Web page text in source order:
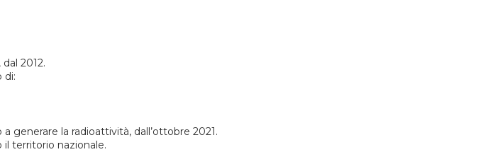
2012.
di:
generare la radioattività, dall’ottobre 2021.
il territorio nazionale.